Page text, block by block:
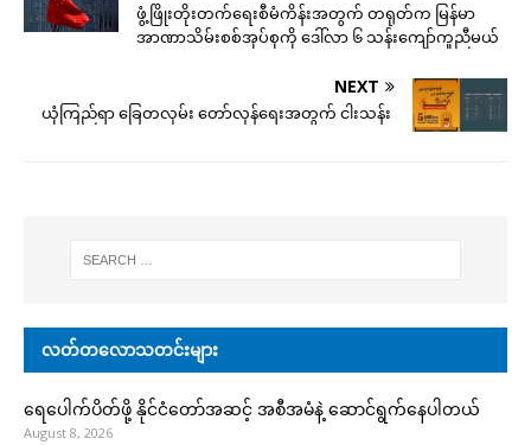
ဖွံ့ဖြိုးတိုးတက်ရေးစီမံကိန်းအတွက် တရုတ်က မြန်မာ
အာဏာသိမ်းစစ်အုပ်စုကို ဒေါ်လာ ၆ သန်းကျော်ကူညီမယ်
NEXT
ယုံကြည်ရာ ခြေတလှမ်း တော်လှန်ရေးအတွက် ငါးသန်း
လတ်တလောသတင်းများ
ရေပေါက်ပိတ်ဖို့ နိုင်ငံတော်အဆင့် အစီအမံနဲ့ ဆောင်ရွက်နေပါတယ်
August 8, 2026